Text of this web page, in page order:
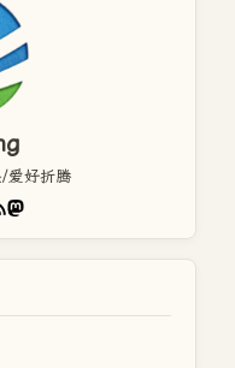
爱好折腾
Feed
Mastodon